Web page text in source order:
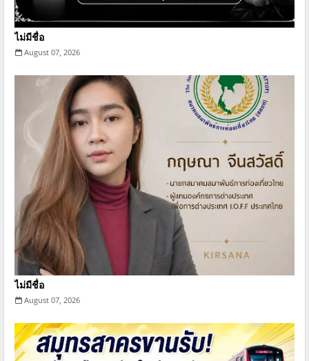
ไม่มีชื่อ
August 07, 2026
ไม่มีชื่อ
August 07, 2026